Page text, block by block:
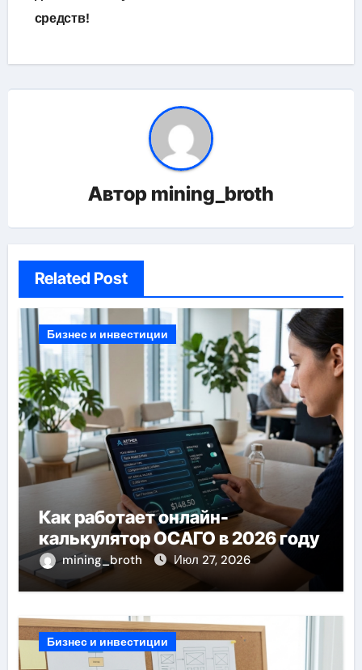
средств!
Автор mining_broth
Related Post
Бизнес и инвестиции
Как работает онлайн-
калькулятор ОСАГО в 2026 году
mining_broth Июл 27, 2026
Бизнес и инвестиции